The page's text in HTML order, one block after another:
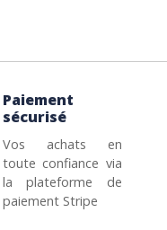
Paiement
sécurisé
Vos achats en
toute confiance via
la plateforme de
paiement Stripe